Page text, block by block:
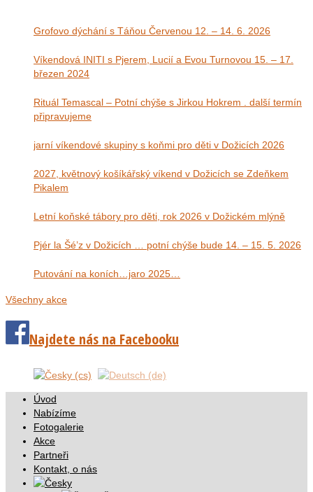
Grofovo dýchání s Táňou Červenou 12. – 14. 6. 2026
Víkendová INITI s Pjerem, Lucií a Evou Turnovou 15. – 17.
březen 2024
Rituál Temascal – Potní chýše s Jirkou Hokrem . další termín
připravujeme
jarní víkendové skupiny s koňmi pro děti v Dožicích 2026
2027, květnový košíkářský víkend v Dožicích se Zdeňkem
Pikalem
Letní koňské tábory pro děti, rok 2026 v Dožickém mlýně
Pjér la Šé’z v Dožicích … potní chýše bude 14. – 15. 5. 2026
Putování na koních…jaro 2025…
Všechny akce
Najdete nás na Facebooku
Úvod
Nabízíme
Fotogalerie
Akce
Partneři
Kontakt, o nás